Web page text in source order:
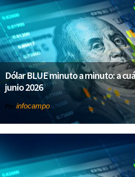
Dólar BLUE minuto a minuto: a
junio 2026
Por infocampo